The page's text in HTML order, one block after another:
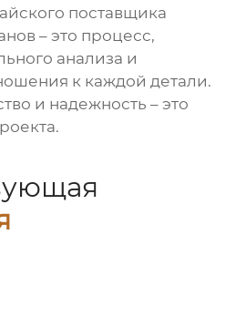
поставщика
– это процесс,
анализа и
к каждой детали.
и надежность – это